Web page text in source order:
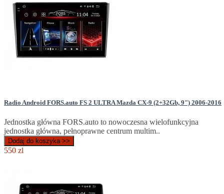
Radio Android FORS.auto FS 2 ULTRA Mazda CX-9 (2+32Gb, 9") 2006-2016
Jednostka główna FORS.auto to nowoczesna wielofunkcyjna
jednostka główna, pełnoprawne centrum multim..
Dodaj do koszyka >>
550 zl